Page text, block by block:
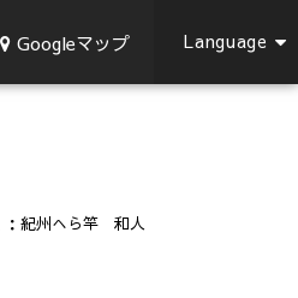
Googleマップ Language
：紀州へら竿 和人